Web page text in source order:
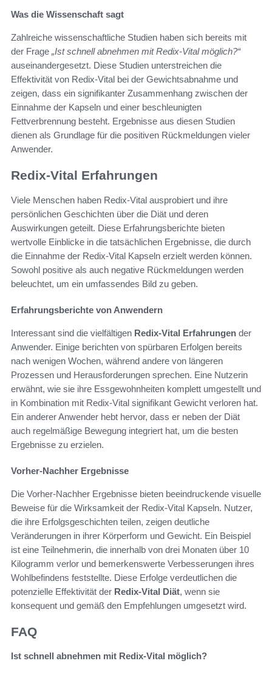
Was die Wissenschaft sagt
Zahlreiche wissenschaftliche Studien haben sich bereits mit
der Frage „Ist schnell abnehmen mit Redix-Vital möglich?“
auseinandergesetzt. Diese Studien unterstreichen die
Effektivität von Redix-Vital bei der Gewichtsabnahme und
zeigen, dass ein signifikanter Zusammenhang zwischen der
Einnahme der Kapseln und einer beschleunigten
Fettverbrennung besteht. Ergebnisse aus diesen Studien
dienen als Grundlage für die positiven Rückmeldungen vieler
Anwender.
Redix-Vital Erfahrungen
Viele Menschen haben Redix-Vital ausprobiert und ihre
persönlichen Geschichten über die Diät und deren
Auswirkungen geteilt. Diese Erfahrungsberichte bieten
wertvolle Einblicke in die tatsächlichen Ergebnisse, die durch
die Einnahme der Redix-Vital Kapseln erzielt werden können.
Sowohl positive als auch negative Rückmeldungen werden
beleuchtet, um ein umfassendes Bild zu geben.
Erfahrungsberichte von Anwendern
Interessant sind die vielfältigen Redix-Vital Erfahrungen der
Anwender. Einige berichten von spürbaren Erfolgen bereits
nach wenigen Wochen, während andere von längeren
Prozessen und Herausforderungen sprechen. Eine Nutzerin
erwähnt, wie sie ihre Essgewohnheiten komplett umgestellt und
in Kombination mit Redix-Vital signifikant Gewicht verloren hat.
Ein anderer Anwender hebt hervor, dass er neben der Diät
auch regelmäßige Bewegung integriert hat, um die besten
Ergebnisse zu erzielen.
Vorher-Nachher Ergebnisse
Die Vorher-Nachher Ergebnisse bieten beeindruckende visuelle
Beweise für die Wirksamkeit der Redix-Vital Kapseln. Nutzer,
die ihre Erfolgsgeschichten teilen, zeigen deutliche
Veränderungen in ihrer Körperform und Gewicht. Ein Beispiel
ist eine Teilnehmerin, die innerhalb von drei Monaten über 10
Kilogramm verlor und bemerkenswerte Verbesserungen ihres
Wohlbefindens feststellte. Diese Erfolge verdeutlichen die
potenzielle Effektivität der Redix-Vital Diät, wenn sie
konsequent und gemäß den Empfehlungen umgesetzt wird.
FAQ
Ist schnell abnehmen mit Redix-Vital möglich?